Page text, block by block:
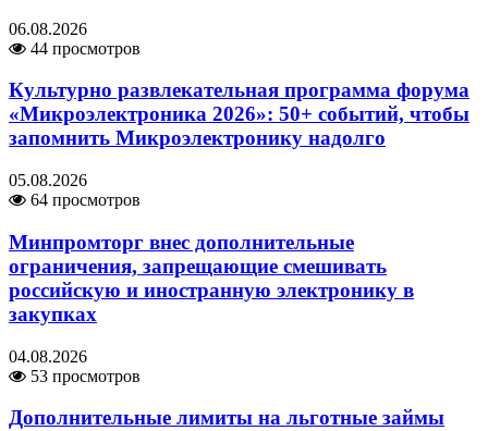
06.08.2026
44 просмотров
Культурно развлекательная программа форума
«Микроэлектроника 2026»: 50+ событий, чтобы
запомнить Микроэлектронику надолго
05.08.2026
64 просмотров
Минпромторг внес дополнительные
ограничения, запрещающие смешивать
российскую и иностранную электронику в
закупках
04.08.2026
53 просмотров
Дополнительные лимиты на льготные займы